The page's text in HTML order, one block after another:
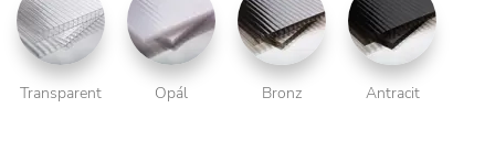
Transparent Opál Bronz Antracit